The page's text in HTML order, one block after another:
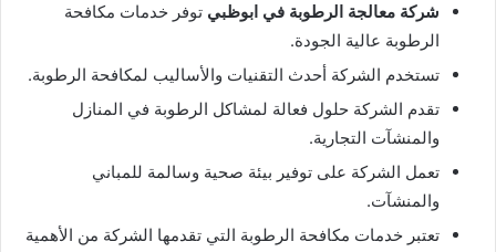
شركة معالجة الرطوبة في ابوظبي توفر خدمات مكافحة
الرطوبة عالية الجودة.
تستخدم الشركة أحدث التقنيات والأساليب لمكافحة الرطوبة.
تقدم الشركة حلول فعالة لمشاكل الرطوبة في المنازل
والمنشآت التجارية.
تعمل الشركة على توفير بيئة صحية وسالمة للمباني
والمنشآت.
تعتبر خدمات مكافحة الرطوبة التي تقدمها الشركة من الأهمية